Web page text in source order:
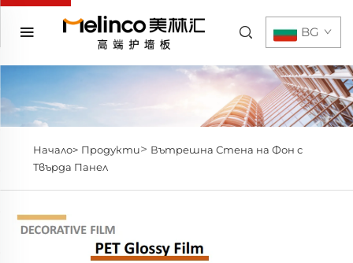
BG
Начало> Продукти> Вътрешна Стена на Фон с
Твърда Панел